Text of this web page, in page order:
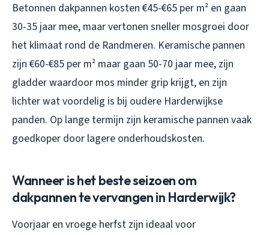
Betonnen dakpannen kosten €45-€65 per m² en gaan
30-35 jaar mee, maar vertonen sneller mosgroei door
het klimaat rond de Randmeren. Keramische pannen
zijn €60-€85 per m² maar gaan 50-70 jaar mee, zijn
gladder waardoor mos minder grip krijgt, en zijn
lichter wat voordelig is bij oudere Harderwijkse
panden. Op lange termijn zijn keramische pannen vaak
goedkoper door lagere onderhoudskosten.
Wanneer is het beste seizoen om
dakpannen te vervangen in Harderwijk?
Voorjaar en vroege herfst zijn ideaal voor